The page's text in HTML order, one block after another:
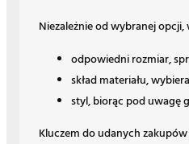
Niezależnie od wybranej
odpowiedni rozmiar,
skład materiału,
styl, biorąc pod uwagę
Kluczem do udanych